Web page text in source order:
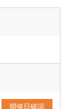
開催日確認